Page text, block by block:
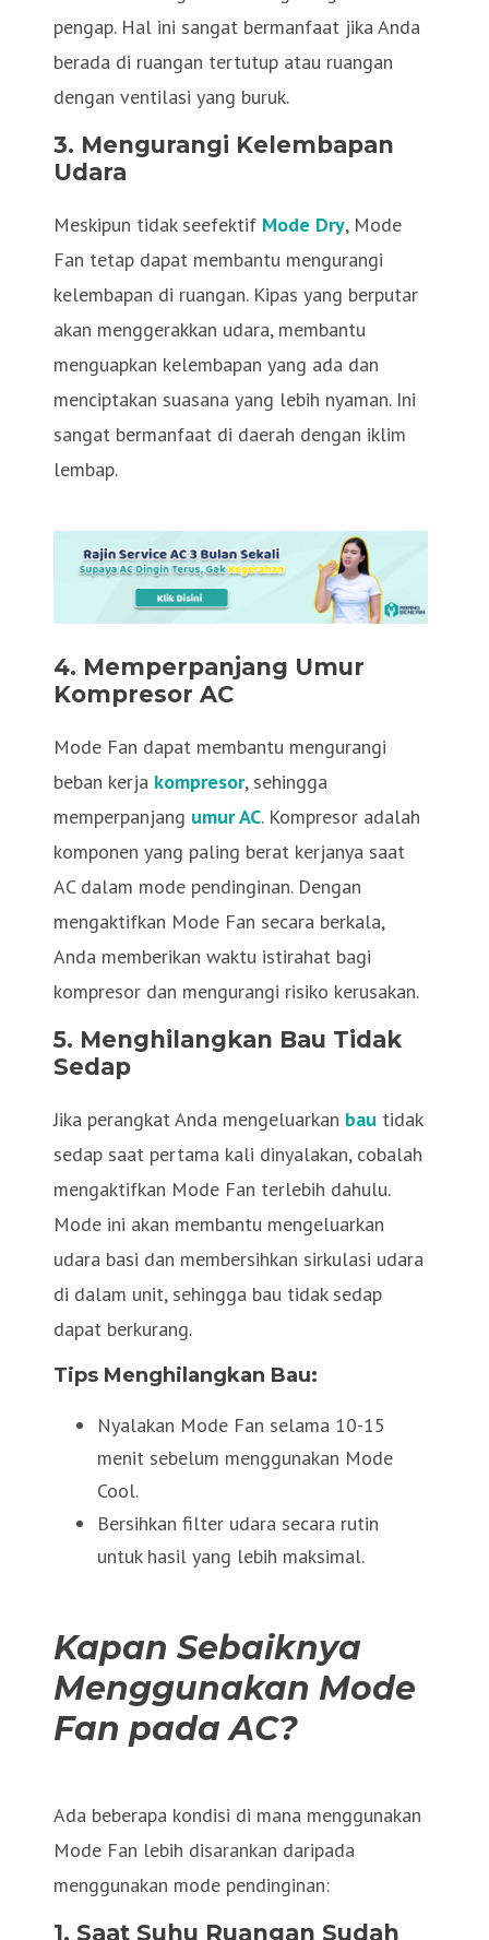
pengap. Hal ini sangat bermanfaat jika Anda
berada di ruangan tertutup atau ruangan
dengan ventilasi yang buruk.
3. Mengurangi Kelembapan
Udara
Meskipun tidak seefektif Mode Dry, Mode
Fan tetap dapat membantu mengurangi
kelembapan di ruangan. Kipas yang berputar
akan menggerakkan udara, membantu
menguapkan kelembapan yang ada dan
menciptakan suasana yang lebih nyaman. Ini
sangat bermanfaat di daerah dengan iklim
lembap.
4. Memperpanjang Umur
Kompresor AC
Mode Fan dapat membantu mengurangi
beban kerja kompresor, sehingga
memperpanjang umur AC. Kompresor adalah
komponen yang paling berat kerjanya saat
AC dalam mode pendinginan. Dengan
mengaktifkan Mode Fan secara berkala,
Anda memberikan waktu istirahat bagi
kompresor dan mengurangi risiko kerusakan.
5. Menghilangkan Bau Tidak
Sedap
Jika perangkat Anda mengeluarkan bau tidak
sedap saat pertama kali dinyalakan, cobalah
mengaktifkan Mode Fan terlebih dahulu.
Mode ini akan membantu mengeluarkan
udara basi dan membersihkan sirkulasi udara
di dalam unit, sehingga bau tidak sedap
dapat berkurang.
Tips Menghilangkan Bau:
Nyalakan Mode Fan selama 10-15
menit sebelum menggunakan Mode
Cool.
Bersihkan filter udara secara rutin
untuk hasil yang lebih maksimal.
Kapan Sebaiknya
Menggunakan Mode
Fan pada AC?
Ada beberapa kondisi di mana menggunakan
Mode Fan lebih disarankan daripada
menggunakan mode pendinginan:
1. Saat Suhu Ruangan Sudah